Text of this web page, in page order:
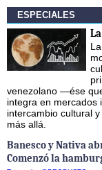
ESPECIALES
venezolano —ése
integra en mercados
intercambio cultural
más allá.
Banesco y Nativa
Comenzó la